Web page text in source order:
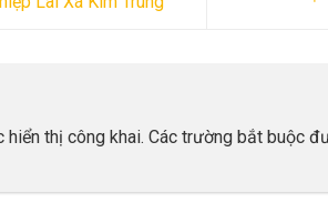
hiển thị công khai. Các trường bắt buộc